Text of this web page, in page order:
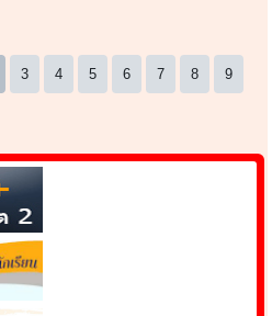
3 4 5 6 7 8 9